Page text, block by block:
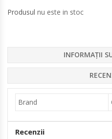
Produsul nu este in stoc
INFORMAȚII
Brand
Recenzii